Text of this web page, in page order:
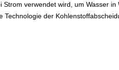
Strom verwendet wird, um Wasser
Technologie der